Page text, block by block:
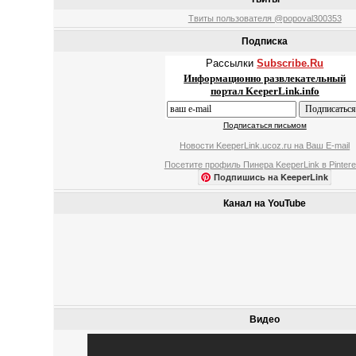
Твиты пользователя @popoval300353
Подписка
РассылкиSubscribe.Ru
Информационно развлекательный
портал KeeperLink.info
Подписаться письмом
Новости KeeperLink.ucoz.ru на Ваш E-mail
Посетите профиль Пинера KeeperLink в
Подпишись на KeeperLink
Канал на YouTube
Видео